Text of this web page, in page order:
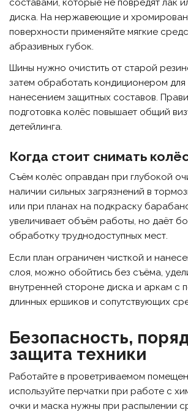
составами, которые не повредят лак
диска. На нержавеющие и
поверхности применяйте мягкие
абразивных губок.
Шины нужно очистить от старой
затем обработать кондиционером
нанесением защитных составов.
подготовка колёс повышает общий
детейлинга.
Когда стоит снимать
Съём колёс оправдан при глубокой
наличии сильных загрязнений в
или при планах на подкраску
увеличивает объём работы, но даёт
обработку труднодоступных мест.
Если план ограничен чисткой и
слоя, можно обойтись без съёма,
внутренней стороне диска и аркам с
длинных ершиков и сопутствующих
Безопасность,
защита техники
Работайте в проветриваемом
используйте перчатки при работе с
очки и маска нужны при распылении